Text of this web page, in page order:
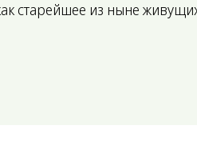
старейшее из ныне